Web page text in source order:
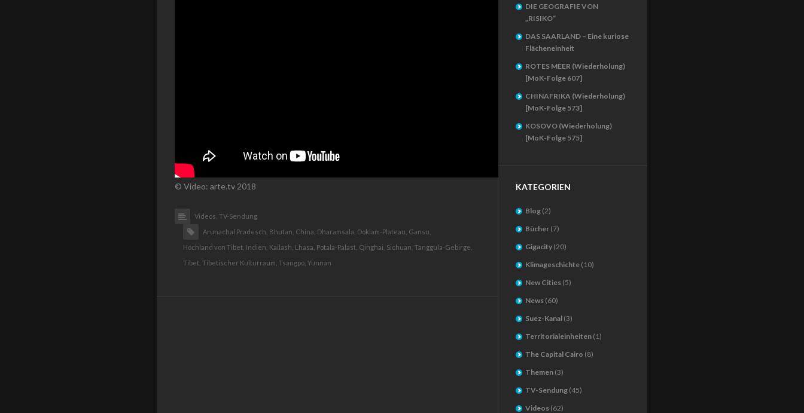
© Video: arte.tv 2018
Videos, TV-Sendung
Arunachal Pradesch, Bhutan, China, Dharamsala, Doklam-Plateau, Gansu,
Hochland von Tibet, Indien, Kailash, Lhasa, Potala-Palast, Qinghai, Sichuan, Tanggula-Gebirge,
Tibet, Tibetischer Kulturraum, Tsangpo, Yunnan
DIE GEOGRAFIE VON
„RISIKO“
DAS SAARLAND – Eine kuriose
Flächeneinheit
ROTES MEER (Wiederholung)
[MoK-Folge 607]
CHINAFRIKA (Wiederholung)
[MoK-Folge 573]
KOSOVO (Wiederholung)
[MoK-Folge 575]
KATEGORIEN
Blog (2)
Bücher (7)
Gigacity (20)
Klimageschichte (10)
New Cities (5)
News (60)
Suez-Kanal (3)
Territorialeinheiten (1)
The Capital Cairo (8)
Themen (3)
TV-Sendung (45)
Videos (62)